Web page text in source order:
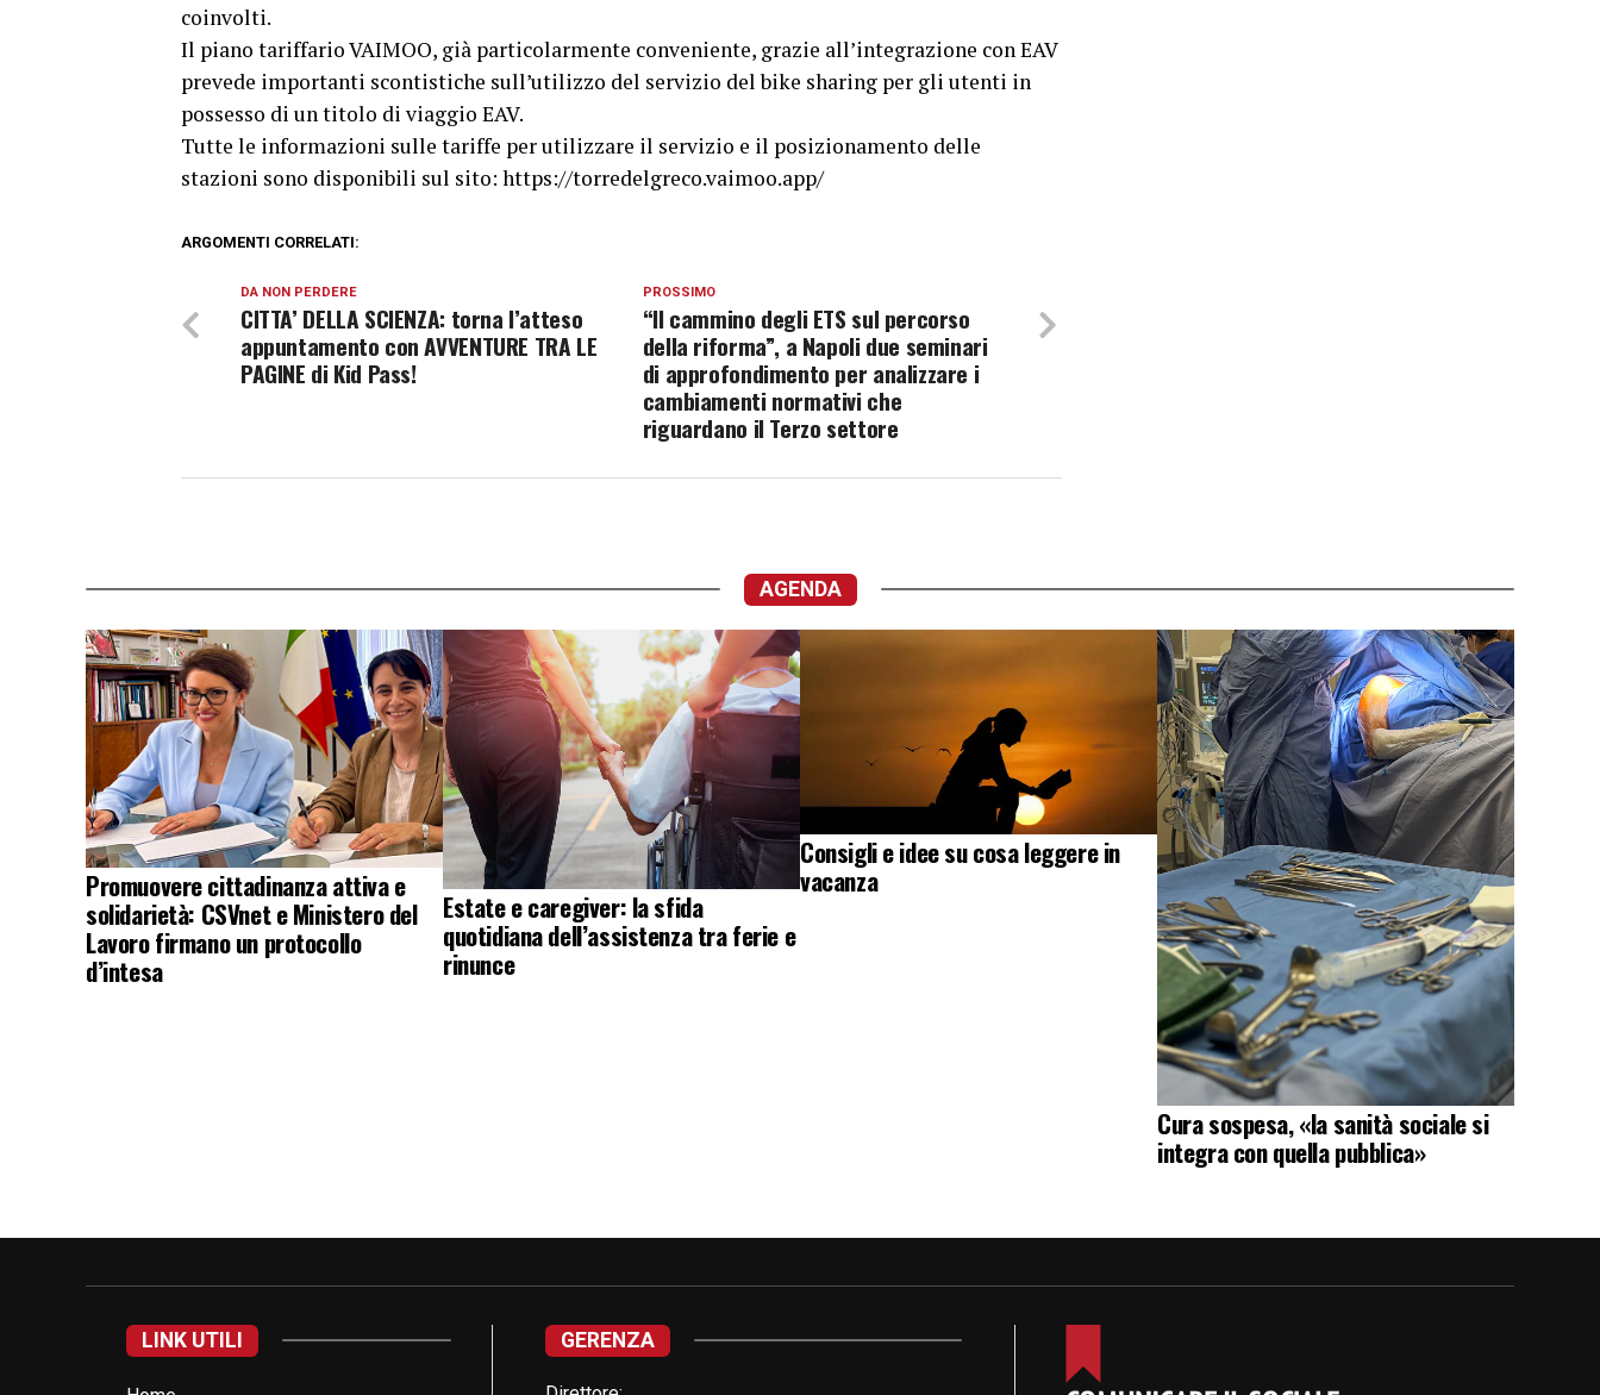
coinvolti.
Il piano tariffario VAIMOO, già particolarmente conveniente, grazie all’integrazione con EAV
prevede importanti scontistiche sull’utilizzo del servizio del bike sharing per gli utenti in
possesso di un titolo di viaggio EAV.
Tutte le informazioni sulle tariffe per utilizzare il servizio e il posizionamento delle
stazioni sono disponibili sul sito: https://torredelgreco.vaimoo.app/
ARGOMENTI CORRELATI:
PROSSIMO
“Il cammino degli ETS sul percorso
della riforma”, a Napoli due seminari
di approfondimento per analizzare i
cambiamenti normativi che
riguardano il Terzo settore
DA NON PERDERE
CITTA’ DELLA SCIENZA: torna l’atteso
appuntamento con AVVENTURE TRA LE
PAGINE di Kid Pass!
AGENDA
Promuovere cittadinanza attiva e
solidarietà: CSVnet e Ministero del
Lavoro firmano un protocollo
d’intesa
Estate e caregiver: la sfida
quotidiana dell’assistenza tra ferie e
rinunce
Consigli e idee su cosa leggere in
vacanza
Cura sospesa, «la sanità sociale si
integra con quella pubblica»
LINK UTILI GERENZA